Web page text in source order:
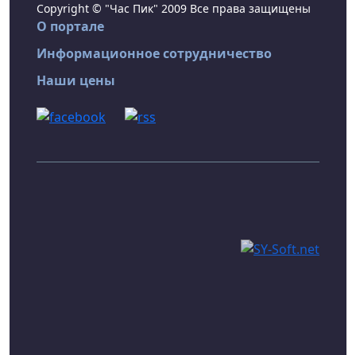
Copyright © "Час Пик" 2009 Все права защищены
О портале
Информационное сотрудничество
Наши цены